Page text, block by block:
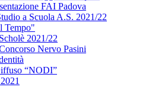
FAI Padova
a Scuola A.S. 2021/22
Tempo"
2021/22
Nervo Pasini
“NODI”